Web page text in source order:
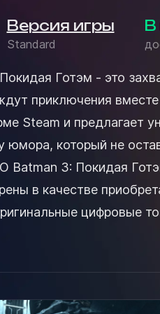
Версия игры
Standard
В
Готэм - это
приключения
Steam и предлагает
юмора, который не
Batman 3: Покидая
в качестве
цифровые
и...